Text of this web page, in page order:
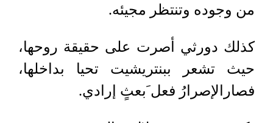
من وجوده وتنتظر مجيئه.
كذلك دورثي أصرت على حقيقة روحها،
حيث تشعر ببنتريشيت تحيا بداخلها،
فصارالإصرارُ فعل َبعثٍ إرادي.